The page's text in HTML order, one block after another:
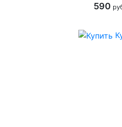
590руб.